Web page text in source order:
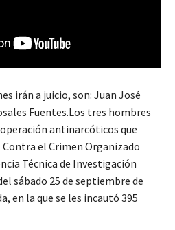
irán a juicio, son: Juan José
Fuentes.Los tres hombres
antinarcóticos que
el Crimen Organizado
Técnica de Investigación
sábado 25 de septiembre de
en la que se les incautó 395